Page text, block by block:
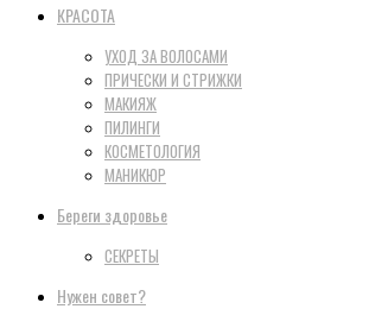
КРАСОТА
УХОД ЗА ВОЛОСАМИ
ПРИЧЕСКИ И СТРИЖКИ
МАКИЯЖ
ПИЛИНГИ
КОСМЕТОЛОГИЯ
МАНИКЮР
Береги здоровье
СЕКРЕТЫ
Нужен совет?